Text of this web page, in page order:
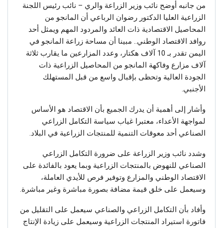
من جانبه أوضح نائب وزير الزراعة والري – نائب رئيس اللجنة
الزراعية العليا الدكتور رضوان الرباعي أن المانجو من
المحاصيل الاقتصادية ذات العائد والمردود المهم ويمثل أحد
روافد الاقتصاد الوطني.. مبينا أن مساحة زراعة المانجو في
اليمن تقدر بـ 10 آلاف هكتار، وعدد المزارعين ما يقارب ثلاثة
آلاف مزارع وفاكهة المانجو من المحاصيل الزراعية ذات
الجودة العالية وتحظى بإقبال واسع من قبل المستهلك
الأجنبي.
وأشار إلى أهمية أن يدرك الجميع بأن الاقتصاد هو الأساس
لمواجهة الأعداء، معتبرا غياب سياسة التكامل الزراعي
الصناعي أحد معوقات التنمية للمنتجات الزراعية في البلاد.
وشدد نائب وزير الزراعة على ضرورة التكامل الزراعي
الصناعي للنهوض بالمنتجات الزراعية وبما يعود بالفائدة على
الاقتصاد الوطني والمزارع وتوفير فرص للأيدي العاملة،
وسيعمل على خلق قيمة مضافة بصورة مباشرة وغير مباشرة.
وأفاد بأن التكامل الزراعي والصناعي سيعمل على التقليل من
فاتورة استيراد المنتجات الزراعية وسيعمل على زيادة الإنتاج